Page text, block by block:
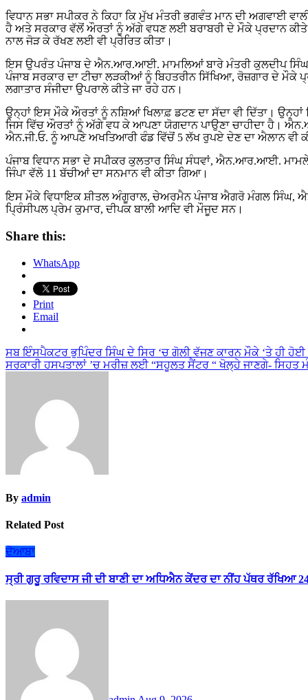
ਵਿਧਾਨ ਸਭਾ ਸਪੀਕਰ ਨੇ ਕਿਹਾ ਕਿ ਮੁੱਖ ਮੰਤਰੀ ਭਗਵੰਤ ਮਾਨ ਦੀ ਅਗਵਾਈ
ਹੈ ਅਤੇ ਸਰਕਾਰ ਵੱਲੋਂ ਔਰਤਾਂ ਨੂੰ ਅੱਗੇ ਵਧਣ ਲਈ ਬਰਾਬਰੀ ਦੇ ਮੌਕੇ ਪ੍ਰਦਾਨ
ਨਾਲ ਜੋੜ ਕੇ ਰੱਖਣ ਲਈ ਵੀ ਪ੍ਰੇਰਿਤ ਕੀਤਾ।
ਇਸ ਉਪਰੰਤ ਪੰਜਾਬ ਦੇ ਐਨ.ਆਰ.ਆਈ. ਮਾਮਲਿਆਂ ਬਾਰੇ ਮੰਤਰੀ ਕੁਲਦੀਪ ਸਿੰਘ
ਪੰਜਾਬ ਸਰਕਾਰ ਦਾ ਟੀਚਾ ਲੜਕੀਆਂ ਨੂੰ ਬਿਹਤਰੀਨ ਸਿੱਖਿਆ, ਰੋਜ਼ਗਾਰ ਦੇ
ਲਗਾਤਾਰ ਸੰਜੀਦਾ ਉਪਰਾਲੇ ਕੀਤੇ ਜਾ ਰਹੇ ਹਨ।
ਉਨ੍ਹਾਂ ਇਸ ਮੌਕੇ ਔਰਤਾਂ ਨੂੰ ਨਸ਼ਿਆਂ ਖਿਲਾਫ਼ ਡਟਣ ਦਾ ਸੱਦਾ ਵੀ ਦਿੱਤਾ।
ਜਿਸ ਵਿੱਚ ਔਰਤਾਂ ਨੂੰ ਅੱਗੇ ਵਧ ਕੇ ਆਪਣਾ ਯੋਗਦਾਨ ਪਾਉਣਾ ਚਾਹੀਦਾ ਹੈ।
ਐਨ.ਜੀ.ਓ. ਨੂੰ ਆਪਣੇ ਅਖਤਿਆਰੀ ਫੰਡ ਵਿੱਚੋਂ 5 ਲੱਖ ਰੁਪਏ ਦੇਣ ਦਾ ਐਲਾਨ ਵੀ
ਪੰਜਾਬ ਵਿਧਾਨ ਸਭਾ ਦੇ ਸਪੀਕਰ ਕੁਲਤਾਰ ਸਿੰਘ ਸੰਧਵਾਂ, ਐਨ.ਆਰ.ਆਈ.
ਜਿੰਪਾ ਵੱਲੋ 11 ਬੱਚੀਆਂ ਦਾ ਸਨਮਾਨ ਵੀ ਕੀਤਾ ਗਿਆ।
ਇਸ ਮੌਕੇ ਵਿਧਾਇਕ ਸ਼ੀਤਲ ਅੰਗੂਰਾਲ, ਚੇਅਰਮੈਨ ਪੰਜਾਬ ਐਗਰੋ ਮੰਗਲ ਸਿੰਘ,
ਪ੍ਰਿੰਸੀਪਲ ਪ੍ਰੇਮ ਕੁਮਾਰ, ਦੀਪਕ ਬਾਲੀ ਆਦਿ ਵੀ ਮੌਜੂਦ ਸਨ।
Share this:
WhatsApp
Print
Email
Post
navigation
ਸਬ ਇੰਸਪੈਕਟਰ ਭੁਪਿੰਦਰ ਸਿੰਘ ਦੇ ਸਿਰ ‘ਚ ਗੋਲੀ ਵੱਜਣ ਕਾਰਨ ਮੌਕੇ ‘ਤੇ ਹੀ
ਸਰਕਾਰੀ ਹਸਪਤਾਲਾਂ ’ਚ ਮਰੀਜ਼ ਲਈ “ਸਹੂਲਤ ਸੈਂਟਰ “ ਖੋਲ੍ਹੇ ਜਾਣਗੇ- ਸਿਹਤ
By admin
Related Post
ਦੋਆਬਾ
ਸ੍ਰੀ ਗੁਰੂ ਰਵਿਦਾਸ ਜੀ ਦੀ ਬਾਣੀ ਦਾ ਅਧਿਐਨ ਕੇਂਦਰ ਦਾ ਨੀਂਹ ਪੱਥਰ ਰੱਖਿਆ